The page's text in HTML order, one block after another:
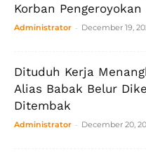
Korban Pengeroyokan
Administrator - December 19,
Dituduh Kerja
Alias Babak Belur
Ditembak
Administrator - December 20,